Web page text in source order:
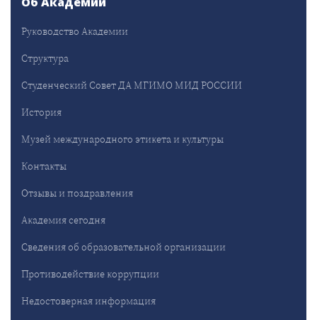
Руководство Академии
Структура
Студенческий Совет ДА МГИМО МИД РОССИИ
История
Музей международного этикета и культуры
Контакты
Отзывы и поздравления
Академия сегодня
Сведения об образовательной организации
Противодействие коррупции
Недостоверная информация